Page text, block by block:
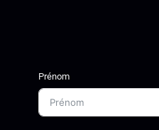
Prénom